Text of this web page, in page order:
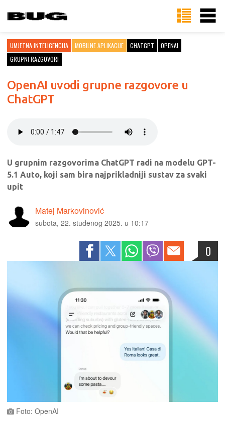
UMJETNA INTELIGENCIJA MOBILNE APLIKACIJE CHATGPT
OPENAI
GRUPNI RAZGOVORI
OpenAI uvodi grupne razgovore u
ChatGPT
U grupnim razgovorima ChatGPT radi na modelu GPT-
5.1 Auto, koji sam bira najprikladniji sustav za svaki
upit
Matej Markovinović
subota, 22. studenog 2025. u 10:17
0
Foto: OpenAI